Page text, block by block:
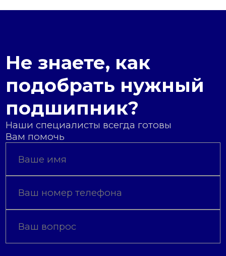
Не знаете, как
подобрать нужный
подшипник?
Наши специалисты всегда готовы
Вам помочь